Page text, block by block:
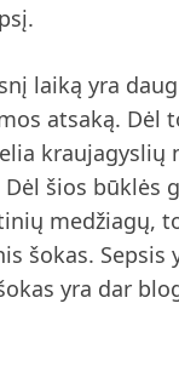
laiką yra
atsaką. Dėl
kraujagyslių
šios būklės
medžiagų,
šokas. Sepsis
yra dar